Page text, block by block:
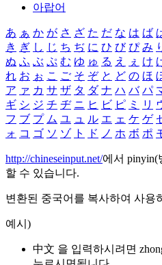
아랍어
あ ぁ か が さ ざ た だ な は ば
き ぎ し じ ち ぢ に ひ び ぴ み
ぬ ふ ぶ ぷ む ゆ ゅ る え ぇ け
れ お ぉ こ ご そ ぞ と ど の ほ
ア ァ カ サ ザ タ ダ ナ ハ バ パ
ギ シ ジ チ ヂ ニ ヒ ビ ピ ミ リ
フ ブ プ ム ユ ュ ル エ ェ ケ ゲ
ォ コ ゴ ソ ゾ ト ド ノ ホ ボ ポ
http://chineseinput.net/에서 pinyin(
할 수 있습니다.
변환된 중국어를 복사하여 사용
예시)
中文 을 입력하시려면